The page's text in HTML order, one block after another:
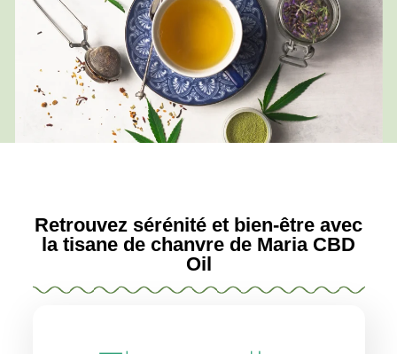
Retrouvez sérénité et bien-être avec
la tisane de chanvre de Maria CBD
Oil